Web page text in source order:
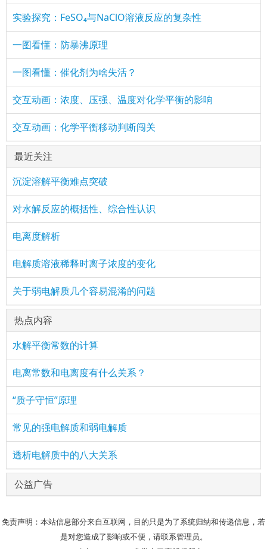
实验探究：FeSO₄与NaClO溶液反应的复杂性
一图看懂：防暴沸原理
一图看懂：催化剂为啥失活？
交互动画：浓度、压强、温度对化学平衡的影响
交互动画：化学平衡移动判断闯关
最近关注
沉淀溶解平衡难点突破
对水解反应的概括性、综合性认识
电离度解析
电解质溶液稀释时离子浓度的变化
关于弱电解质几个容易混淆的问题
热点内容
水解平衡常数的计算
电离常数和电离度有什么关系？
“质子守恒”原理
常见的强电解质和弱电解质
透析电解质中的八大关系
公益广告
免责声明：本站信息部分来自互联网，目的只是为了系统归纳和传递信息，若
是对您造成了影响或不便，请联系管理员。